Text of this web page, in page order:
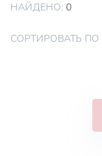
НАЙДЕНО: 0
СОРТИРОВАТЬ ПО